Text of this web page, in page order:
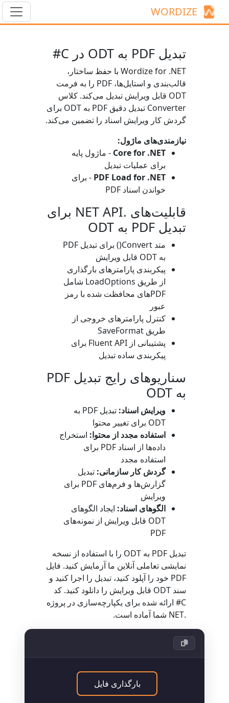
WORDIZE
تبدیل PDF به ODT در C#
Wordize for .NET با حفظ ساختار،
قالب‌بندی و استایل‌ها، PDF را به فرمت
ODT قابل ویرایش تبدیل می‌کند. کلاس
Converter
تبدیل دقیق PDF به ODT برای
گردش کار ویرایش اسناد را تضمین می‌کند.
نیازمندی‌های ماژول:
Core for .NET - ماژول پایه
برای عملیات تبدیل
PDF Load for .NET - برای
خواندن اسناد PDF
قابلیت‌های .NET API برای
تبدیل PDF به ODT
متد Convert()
برای تبدیل PDF
به ODT قابل ویرایش
پیکربندی پارامترهای بارگذاری
از طریق LoadOptions شامل
PDFهای محافظت شده با رمز
عبور
کنترل پارامترهای خروجی از
طریق SaveFormat
پشتیبانی از Fluent API برای
پیکربندی ساده تبدیل
سناریوهای رایج تبدیل PDF
به ODT
ویرایش اسناد:
تبدیل PDF به
ODT برای تغییر محتوا
استفاده مجدد از محتوا: استخراج
داده‌ها از اسناد PDF برای
استفاده مجدد
گردش کار سازمانی: تبدیل
گزارش‌ها و فرم‌های PDF برای
ویرایش
الگوهای اسناد: ایجاد الگوهای
ODT قابل ویرایش از نمونه‌های
PDF
تبدیل PDF به ODT را با استفاده از نسخه
نمایشی تعاملی آنلاین ما آزمایش کنید. فایل
PDF خود را آپلود کنید، تبدیل را اجرا کنید و
سند ODT قابل ویرایش را دانلود کنید. کد
C# ارائه شده برای یکپارچه‌سازی در پروژه
.NET شما آماده است.
بارگذاری فایل